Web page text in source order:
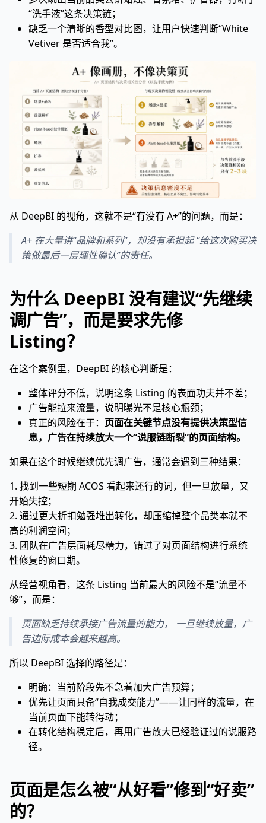
“洗手液”这条决策链；
缺乏一个清晰的香型对比图，让用户快速判断“White
Vetiver 是否适合我”。
从 DeepBI 的视角，这就不是“有没有 A+”的问题，而是：
A+ 在大量讲“品牌和系列”，却没有承担起 “给这次购买决
策做最后一层理性确认”的责任。
为什么 DeepBI 没有建议“先继续
调广告”，而是要求先修
Listing？
在这个案例里，DeepBI 的核心判断是：
整体评分不低，说明这条 Listing 的表面功夫并不差；
广告能拉来流量，说明曝光不是核心瓶颈；
真正的风险在于： 页面在关键节点没有提供决策型信
息，广告在持续放大一个“说服链断裂”的页面结构。
如果在这个时候继续优先调广告，通常会遇到三种结果：
1. 找到一些短期 ACOS 看起来还行的词，但一旦放量，又
开始失控；
2. 通过更大折扣勉强堆出转化，却压缩掉整个品类本就不
高的利润空间；
3. 团队在广告层面耗尽精力，错过了对页面结构进行系统
性修复的窗口期。
从经营视角看，这条 Listing 当前最大的风险不是“流量不
够”，而是：
页面缺乏持续承接广告流量的能力， 一旦继续放量，广
告边际成本会越来越高。
所以 DeepBI 选择的路径是：
明确：当前阶段先不急着加大广告预算；
优先让页面具备“自我成交能力”——让同样的流量，在
当前页面下能转得动；
在转化结构稳定后，再用广告放大已经验证过的说服路
径。
页面是怎么被“从好看”修到“好卖”
的？